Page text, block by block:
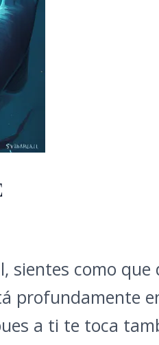
sientes como
profundamente
a ti te toca